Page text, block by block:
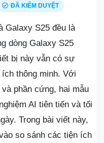
ĐÃ KIỂM DUYỆT
Galaxy S25 đều là
dòng Galaxy S25
bị này vẫn có sự
thông minh. Với
phần cứng, hai mẫu
AI tiên tiến và tối
Trong bài viết này,
so sánh các tiện ích